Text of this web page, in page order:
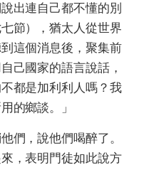
出連自己都不懂的別
節），猶太人從世界
這個消息後，聚集前
己國家的語言說話，
都是加利利人嗎？我
的鄉談。」
們，說他們喝醉了。
，表明門徒如此說方